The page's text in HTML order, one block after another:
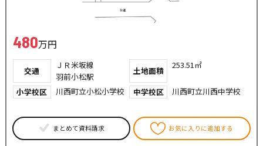
480万円
交通
ＪＲ米坂線
羽前小松駅
土地面積
253.51㎡
小学校区 川西町立小松小学校 中学校区 川西町立川西中学校
まとめて資料請求 お気に入りに追加する